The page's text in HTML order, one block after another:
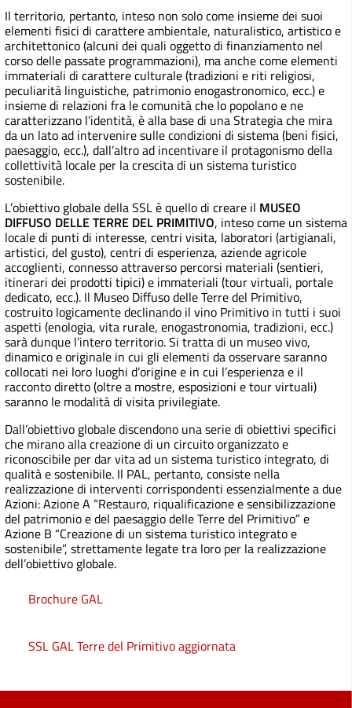
Il territorio, pertanto, inteso non solo come insieme dei suoi
elementi fisici di carattere ambientale, naturalistico, artistico e
architettonico (alcuni dei quali oggetto di finanziamento nel
corso delle passate programmazioni), ma anche come elementi
immateriali di carattere culturale (tradizioni e riti religiosi,
peculiarità linguistiche, patrimonio enogastronomico, ecc.) e
insieme di relazioni fra le comunità che lo popolano e ne
caratterizzano l’identità, è alla base di una Strategia che mira
da un lato ad intervenire sulle condizioni di sistema (beni fisici,
paesaggio, ecc.), dall’altro ad incentivare il protagonismo della
collettività locale per la crescita di un sistema turistico
sostenibile.
L’obiettivo globale della SSL è quello di creare il MUSEO
DIFFUSO DELLE TERRE DEL PRIMITIVO, inteso come un sistema
locale di punti di interesse, centri visita, laboratori (artigianali,
artistici, del gusto), centri di esperienza, aziende agricole
accoglienti, connesso attraverso percorsi materiali (sentieri,
itinerari dei prodotti tipici) e immateriali (tour virtuali, portale
dedicato, ecc.). Il Museo Diffuso delle Terre del Primitivo,
costruito logicamente declinando il vino Primitivo in tutti i suoi
aspetti (enologia, vita rurale, enogastronomia, tradizioni, ecc.)
sarà dunque l’intero territorio. Si tratta di un museo vivo,
dinamico e originale in cui gli elementi da osservare saranno
collocati nei loro luoghi d’origine e in cui l’esperienza e il
racconto diretto (oltre a mostre, esposizioni e tour virtuali)
saranno le modalità di visita privilegiate.
Dall’obiettivo globale discendono una serie di obiettivi specifici
che mirano alla creazione di un circuito organizzato e
riconoscibile per dar vita ad un sistema turistico integrato, di
qualità e sostenibile. Il PAL, pertanto, consiste nella
realizzazione di interventi corrispondenti essenzialmente a due
Azioni: Azione A “Restauro, riqualificazione e sensibilizzazione
del patrimonio e del paesaggio delle Terre del Primitivo” e
Azione B “Creazione di un sistema turistico integrato e
sostenibile”, strettamente legate tra loro per la realizzazione
dell’obiettivo globale.
Brochure GAL
SSL GAL Terre del Primitivo aggiornata